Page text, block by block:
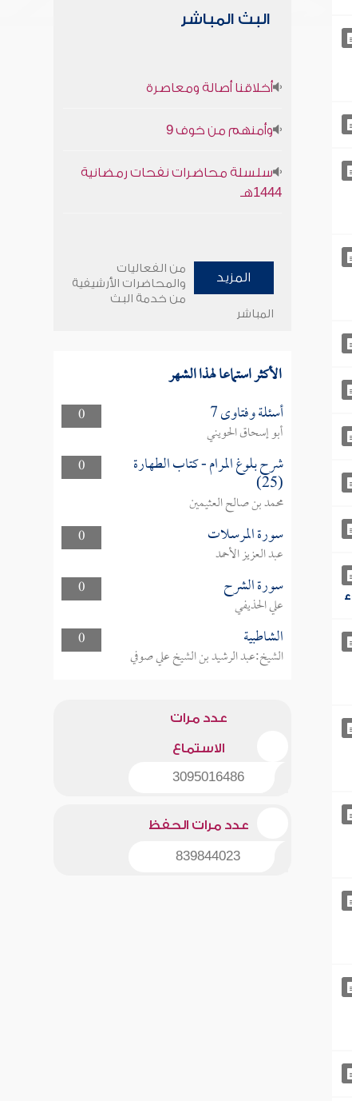
البث المباشر
أخلاقنا أصالة ومعاصرة
وأمنهم من خوف 9
سلسلة محاضرات نفحات رمضانية
1444هـ
المزيد
من الفعاليات
والمحاضرات الأرشيفية
من خدمة البث
المباشر
الأكثر استماعا لهذا الشهر
0 أسئلة وفتاوى 7
أبو إسحاق الحويني
0
شرح بلوغ المرام - كتاب الطهارة
(25)
محمد بن صالح العثيمين
0
سورة المرسلات
عبد العزيز الأحمد
0
سورة الشرح
علي الحذيفي
0
الشاطبية
الشيخ:عبد الرشيد بن الشيخ علي صوفي
عدد مرات
الاستماع
3095016486
عدد مرات الحفظ
839844023